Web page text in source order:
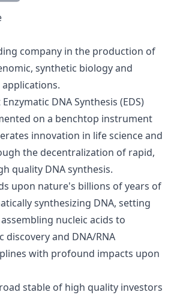
company in the production of
synthetic biology and
DNA Synthesis (EDS)
on a benchtop instrument
innovation in life science and
the decentralization of rapid,
quality DNA synthesis.
upon nature's billions of years of
synthesizing DNA, setting
nucleic acids to
discovery and DNA/RNA
with profound impacts upon
stable of high quality investors